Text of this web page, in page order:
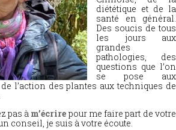
diététique et de la
santé en général.
Des soucis de tous
les jours aux
grandes
pathologies, des
questions que l’on
se pose aux
l’action des plantes aux techniques de
pas à m’écrire pour me faire part de votre
conseil, je suis à votre écoute.